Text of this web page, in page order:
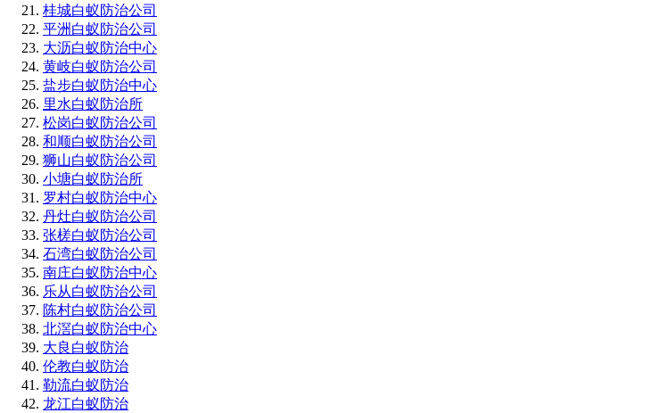
桂城白蚁防治公司
平洲白蚁防治公司
大沥白蚁防治中心
黄岐白蚁防治公司
盐步白蚁防治中心
里水白蚁防治所
松岗白蚁防治公司
和顺白蚁防治公司
狮山白蚁防治公司
小塘白蚁防治所
罗村白蚁防治中心
丹灶白蚁防治公司
张槎白蚁防治公司
石湾白蚁防治公司
南庄白蚁防治中心
乐从白蚁防治公司
陈村白蚁防治公司
北滘白蚁防治中心
大良白蚁防治
伦教白蚁防治
勒流白蚁防治
龙江白蚁防治